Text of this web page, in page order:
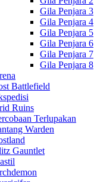
Gila Penjara 3
Gila Penjara 4
Gila Penjara 5
Gila Penjara 6
Gila Penjara 7
Gila Penjara 8
Battlefield
Ruins
Terlupakan
Warden
Gauntlet